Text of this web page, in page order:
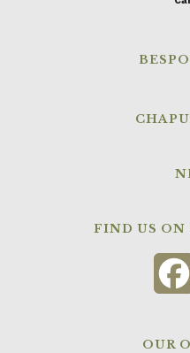
FIND US ON
OUR